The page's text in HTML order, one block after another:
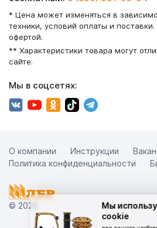
Мы
cookie
* Цена может изменяться в
техники, условий оплаты и
офертой.
** Характеристики товара могут
сайте.
Мы в соцсетях:
© 2026
О компании Инструкции
Политика конфиденциальности